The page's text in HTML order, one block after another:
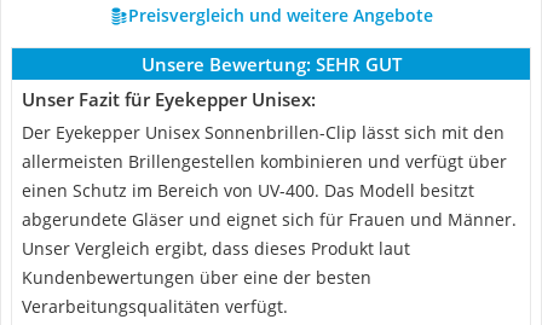
Preisvergleich und weitere Angebote
Unsere Bewertung: SEHR GUT
Unser Fazit für Eyekepper Unisex:
Der Eyekepper Unisex Sonnenbrillen-Clip lässt sich mit den
allermeisten Brillengestellen kombinieren und verfügt über
einen Schutz im Bereich von UV-400. Das Modell besitzt
abgerundete Gläser und eignet sich für Frauen und Männer.
Unser Vergleich ergibt, dass dieses Produkt laut
Kundenbewertungen über eine der besten
Verarbeitungsqualitäten verfügt.